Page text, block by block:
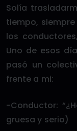
Solía
tiempo,
los
Uno de esos
pasó un
frente a mi:
-Conductor:
gruesa y serio)